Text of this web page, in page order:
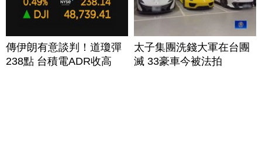
傳伊朗有意談判！道瓊彈
238點 台積電ADR收高
太子集團洗錢大軍在台團
滅 33豪車今被法拍